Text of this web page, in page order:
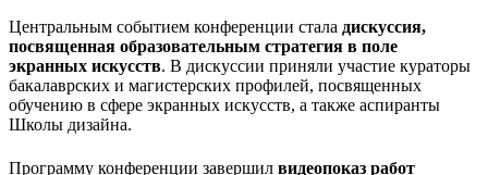
Центральным событием конференции стала дискуссия,
посвященная образовательным стратегия в поле
экранных искусств. В дискуссии приняли участие кураторы
бакалаврских и магистерских профилей, посвященных
обучению в сфере экранных искусств, а также аспиранты
Школы дизайна.
Программу конференции завершил видеопоказ работ